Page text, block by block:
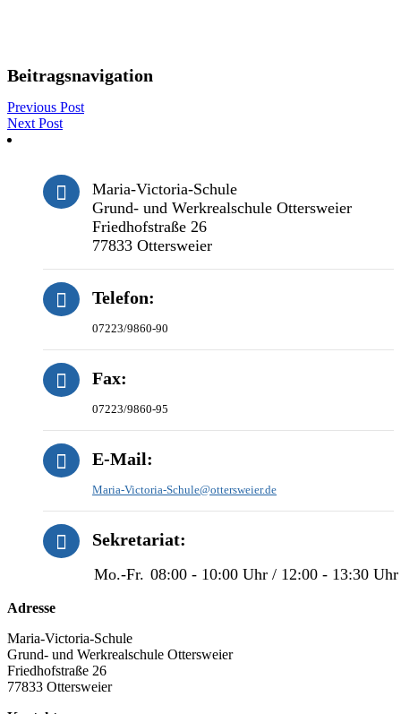
Beitragsnavigation
Previous Post
Next Post
Maria-Victoria-Schule
Grund- und Werkrealschule Ottersweier
Friedhofstraße 26
77833 Ottersweier
Telefon:
07223/9860-90
Fax:
07223/9860-95
E-Mail:
Maria-Victoria-Schule@ottersweier.de
Sekretariat:
Mo.-Fr. 08:00 - 10:00 Uhr / 12:00 - 13:30 Uhr
Adresse
Maria-Victoria-Schule
Grund- und Werkrealschule Ottersweier
Friedhofstraße 26
77833 Ottersweier